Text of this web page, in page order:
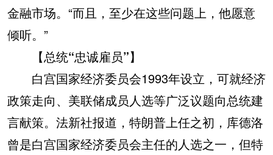
金融市场。“而且，至少在这些问题上，他愿意
倾听。”
【总统“忠诚雇员”】
白宫国家经济委员会1993年设立，可就经济
政策走向、美联储成员人选等广泛议题向总统建
言献策。法新社报道，特朗普上任之初，库德洛
曾是白宫国家经济委员会主任的人选之一，但特